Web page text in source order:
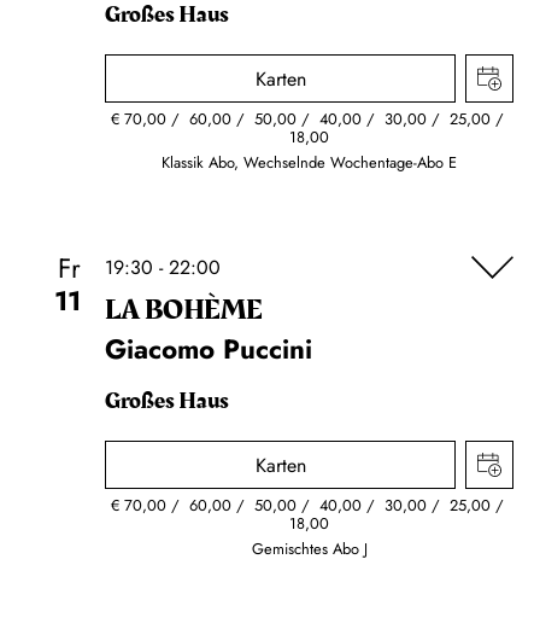
Großes Haus
Karten
€ 70,00 60,00 50,00 40,00 30,00 25,00
18,00
Klassik Abo, Wechselnde Wochentage-Abo E
Fr
11
19:30 - 22:00
LA BOHÈME
Giacomo Puccini
Großes Haus
Karten
€ 70,00 60,00 50,00 40,00 30,00 25,00
18,00
Gemischtes Abo J